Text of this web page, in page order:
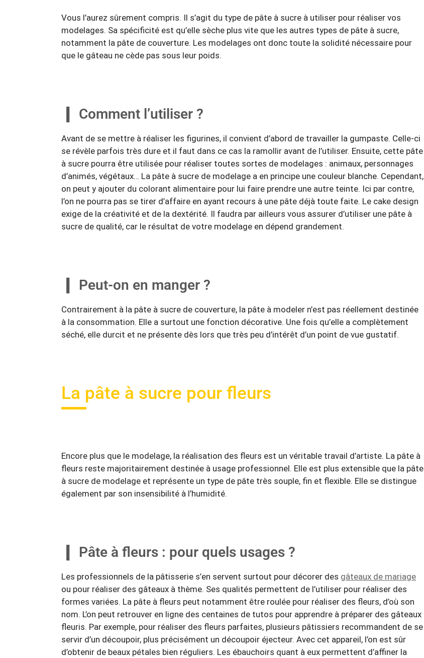
Vous l’aurez sûrement compris. Il s’agit du type de pâte à sucre à utiliser pour réaliser vos
modelages. Sa spécificité est qu’elle sèche plus vite que les autres types de pâte à sucre,
notamment la pâte de couverture. Les modelages ont donc toute la solidité nécessaire pour
que le gâteau ne cède pas sous leur poids.
Comment l’utiliser ?
Avant de se mettre à réaliser les figurines, il convient d’abord de travailler la gumpaste. Celle-ci
se révèle parfois très dure et il faut dans ce cas la ramollir avant de l’utiliser. Ensuite, cette pâte
à sucre pourra être utilisée pour réaliser toutes sortes de modelages : animaux, personnages
d’animés, végétaux… La pâte à sucre de modelage a en principe une couleur blanche. Cependant,
on peut y ajouter du colorant alimentaire pour lui faire prendre une autre teinte. Ici par contre,
l’on ne pourra pas se tirer d’affaire en ayant recours à une pâte déjà toute faite. Le cake design
exige de la créativité et de la dextérité. Il faudra par ailleurs vous assurer d’utiliser une pâte à
sucre de qualité, car le résultat de votre modelage en dépend grandement.
Peut-on en manger ?
Contrairement à la pâte à sucre de couverture, la pâte à modeler n’est pas réellement destinée
à la consommation. Elle a surtout une fonction décorative. Une fois qu’elle a complètement
séché, elle durcit et ne présente dès lors que très peu d’intérêt d’un point de vue gustatif.
La pâte à sucre pour fleurs
Encore plus que le modelage, la réalisation des fleurs est un véritable travail d’artiste. La pâte à
fleurs reste majoritairement destinée à usage professionnel. Elle est plus extensible que la pâte
à sucre de modelage et représente un type de pâte très souple, fin et flexible. Elle se distingue
également par son insensibilité à l’humidité.
Pâte à fleurs : pour quels usages ?
Les professionnels de la pâtisserie s’en servent surtout pour décorer des gâteaux de mariage
ou pour réaliser des gâteaux à thème. Ses qualités permettent de l’utiliser pour réaliser des
formes variées. La pâte à fleurs peut notamment être roulée pour réaliser des fleurs, d’où son
nom. L’on peut retrouver en ligne des centaines de tutos pour apprendre à préparer des gâteaux
fleuris. Par exemple, pour réaliser des fleurs parfaites, plusieurs pâtissiers recommandent de se
servir d’un découpoir, plus précisément un découpoir éjecteur. Avec cet appareil, l’on est sûr
d’obtenir de beaux pétales bien réguliers. Les ébauchoirs quant à eux permettent d’affiner la